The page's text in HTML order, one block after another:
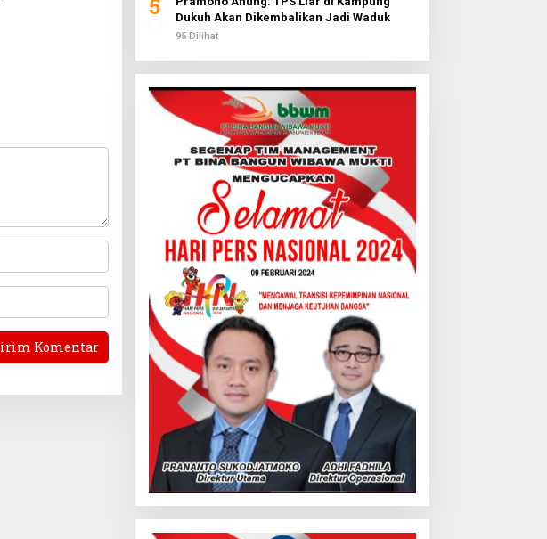
5
Dukuh Akan Dikembalikan Jadi Waduk
95 Dilihat